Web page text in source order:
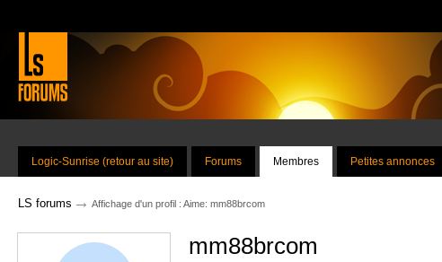
Logic-Sunrise (retour au site) Forums Membres Petites annonces
LS forums → Affichage d'un profil : Aime: mm88brcom
mm88brcom